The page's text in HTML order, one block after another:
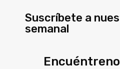
Suscríbete a
semanal